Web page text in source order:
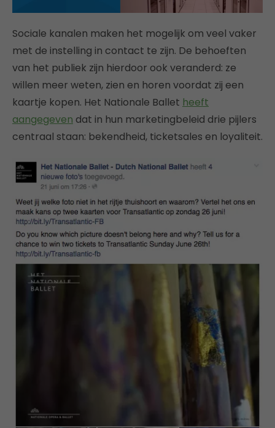
Sociale kanalen maken het mogelijk om veel vaker
met de instelling in contact te zijn. De behoeften
van het publiek zijn hierdoor ook veranderd: ze
willen meer weten, zien en horen voordat zij een
kaartje kopen. Het Nationale Ballet heeft
aangegeven dat in hun marketingbeleid drie pijlers
centraal staan: bekendheid, ticketsales en loyaliteit.